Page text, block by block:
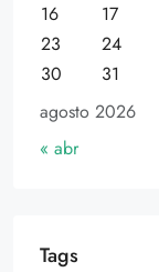
agosto 2026
16
17
23
24
30
31
« abr
Tags